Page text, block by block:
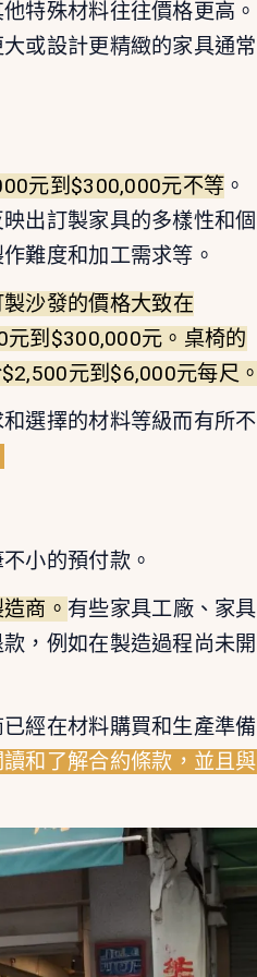
特殊材料往往價格更高。
或設計更精緻的家具通常
元到$300,000元不等 。
出訂製家具的多樣性和個
難度和加工需求等。
製沙發的價格大致在
到$300,000元。桌椅的
元到$6,000元每尺。
選擇的材料等級而有所不
小的預付款。
商。 有些家具工廠、家具
，例如在製造過程尚未開
經在材料購買和生產準備
和了解合約條款，並且與